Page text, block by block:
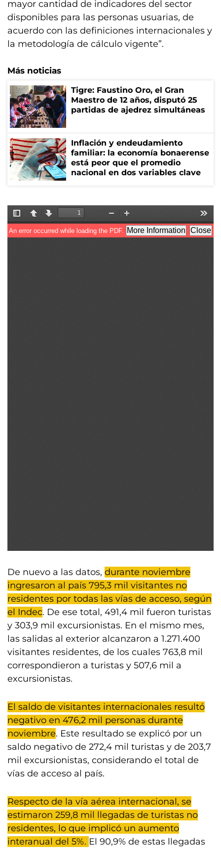
mayor cantidad de indicadores del sector
disponibles para las personas usuarias, de
acuerdo con las definiciones internacionales y
la metodología de cálculo vigente”.
Más noticias
Tigre: Faustino Oro, el Gran
Maestro de 12 años, disputó 25
partidas de ajedrez simultáneas
Inflación y endeudamiento
familiar: la economía bonaerense
está peor que el promedio
nacional en dos variables clave
De nuevo a las datos, durante noviembre
ingresaron al país 795,3 mil visitantes no
residentes por todas las vías de acceso, según
el Indec. De ese total, 491,4 mil fueron turistas
y 303,9 mil excursionistas. En el mismo mes,
las salidas al exterior alcanzaron a 1.271.400
visitantes residentes, de los cuales 763,8 mil
correspondieron a turistas y 507,6 mil a
excursionistas.
El saldo de visitantes internacionales resultó
negativo en 476,2 mil personas durante
noviembre. Este resultado se explicó por un
saldo negativo de 272,4 mil turistas y de 203,7
mil excursionistas, considerando el total de
vías de acceso al país.
Respecto de la vía aérea internacional, se
estimaron 259,8 mil llegadas de turistas no
residentes, lo que implicó un aumento
interanual del 5%. El 90,9% de estas llegadas